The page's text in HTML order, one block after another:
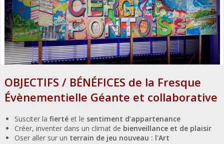
OBJECTIFS / BÉNÉFICES de la Fresque
Évènementielle Géante et collaborative
Susciter la fiertéet le sentiment d’appartenance
Créer, inventer dans un climat de bienveillance et de plaisir
Oser aller sur un terrain de jeu nouveau : l'Art